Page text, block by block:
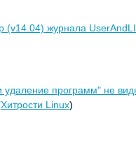
(v14.04) журнала
удаление программ" не
Хитрости Linux)